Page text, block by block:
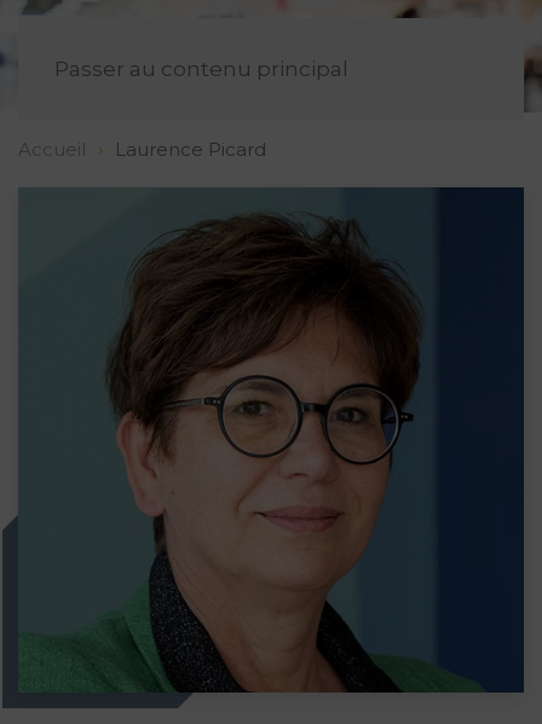
Passer au contenu principal
Accueil Laurence Picard